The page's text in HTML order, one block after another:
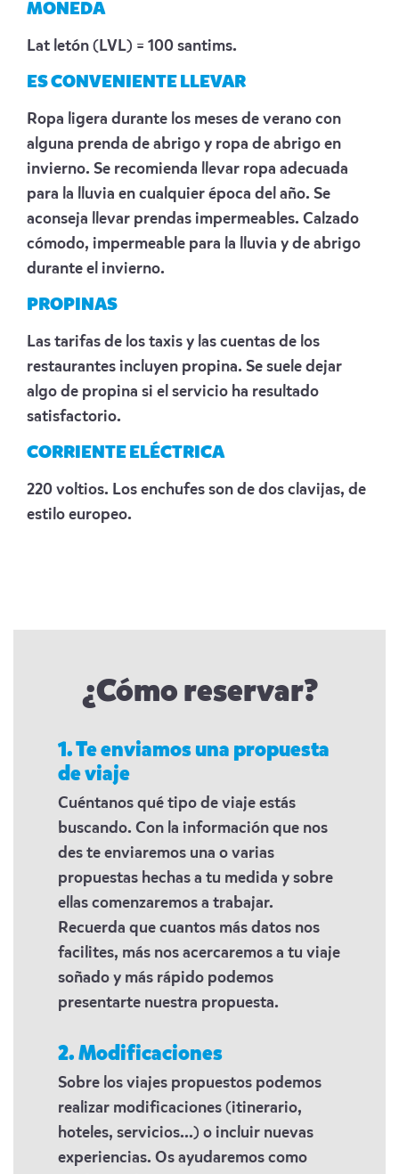
MONEDA
Lat letón (LVL) = 100 santims.
ES CONVENIENTE LLEVAR
Ropa ligera durante los meses de verano con
alguna prenda de abrigo y ropa de abrigo en
invierno. Se recomienda llevar ropa adecuada
para la lluvia en cualquier época del año. Se
aconseja llevar prendas impermeables. Calzado
cómodo, impermeable para la lluvia y de abrigo
durante el invierno.
PROPINAS
Las tarifas de los taxis y las cuentas de los
restaurantes incluyen propina. Se suele dejar
algo de propina si el servicio ha resultado
satisfactorio.
CORRIENTE ELÉCTRICA
220 voltios. Los enchufes son de dos clavijas, de
estilo europeo.
¿Cómo reservar?
1. Te enviamos una propuesta
de viaje
Cuéntanos qué tipo de viaje estás
buscando. Con la información que nos
des te enviaremos una o varias
propuestas hechas a tu medida y sobre
ellas comenzaremos a trabajar.
Recuerda que cuantos más datos nos
facilites, más nos acercaremos a tu viaje
soñado y más rápido podemos
presentarte nuestra propuesta.
2. Modificaciones
Sobre los viajes propuestos podemos
realizar modificaciones (itinerario,
hoteles, servicios...) o incluir nuevas
experiencias. Os ayudaremos como